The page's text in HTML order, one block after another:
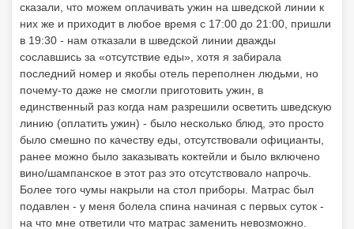
сказали, что можем оплачивать ужин на шведской линии к
них же и приходит в любое время с 17:00 до 21:00, пришли
в 19:30 - нам отказали в шведской линии дважды
сославшись за «отсутствие еды», хотя я забирала
последний номер и якобы отель переполнен людьми, но
почему-то даже не смогли приготовить ужин, в
единственный раз когда нам разрешили осветить шведскую
линию (оплатить ужин) - было несколько блюд, это просто
было смешно по качеству еды, отсутствовали официанты,
ранее можно было заказывать коктейли и было включено
вино/шампанское в этот раз это отсутствовало напрочь.
Более того чумы накрыли на стол приборы. Матрас был
подавлен - у меня болела спина начиная с первых суток -
на что мне ответили что матрас заменить невозможно.